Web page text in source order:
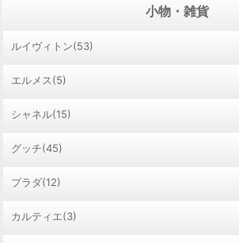
小物・雑貨
ルイヴィトン(53)
エルメス(5)
シャネル(15)
グッチ(45)
プラダ(12)
カルティエ(3)